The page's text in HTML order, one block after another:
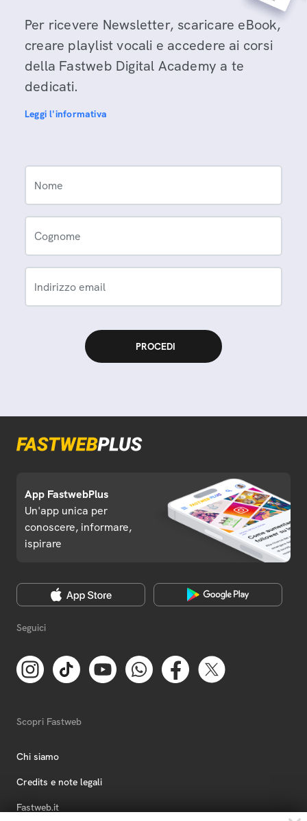
Per ricevere Newsletter, scaricare eBook,
creare playlist vocali e accedere ai corsi
della Fastweb Digital Academy a te
dedicati.
Leggi l'informativa
Nome
Cognome
Indirizzo email
App FastwebPlus
Un'app unica per
conoscere, informare,
ispirare
Seguici
Scopri Fastweb
Chi siamo
Credits e note legali
Fastweb.it